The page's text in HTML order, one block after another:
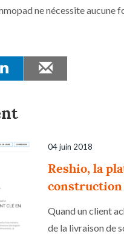
ne nécessite
04 juin 2018
Reshio, la
construction
Quand un client
de la livraison de